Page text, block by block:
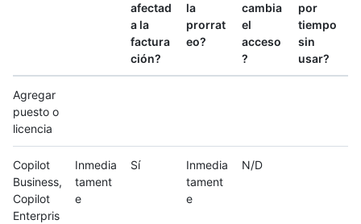
afectad
a la
factura
ción?
la
prorrat
eo?
cambia
el
acceso
?
por
tiempo
sin
usar?
Agregar
puesto o
licencia
Copilot
Business,
Copilot
Enterpris
Inmedia
tament
e
Sí
Inmedia
tament
e
N/D